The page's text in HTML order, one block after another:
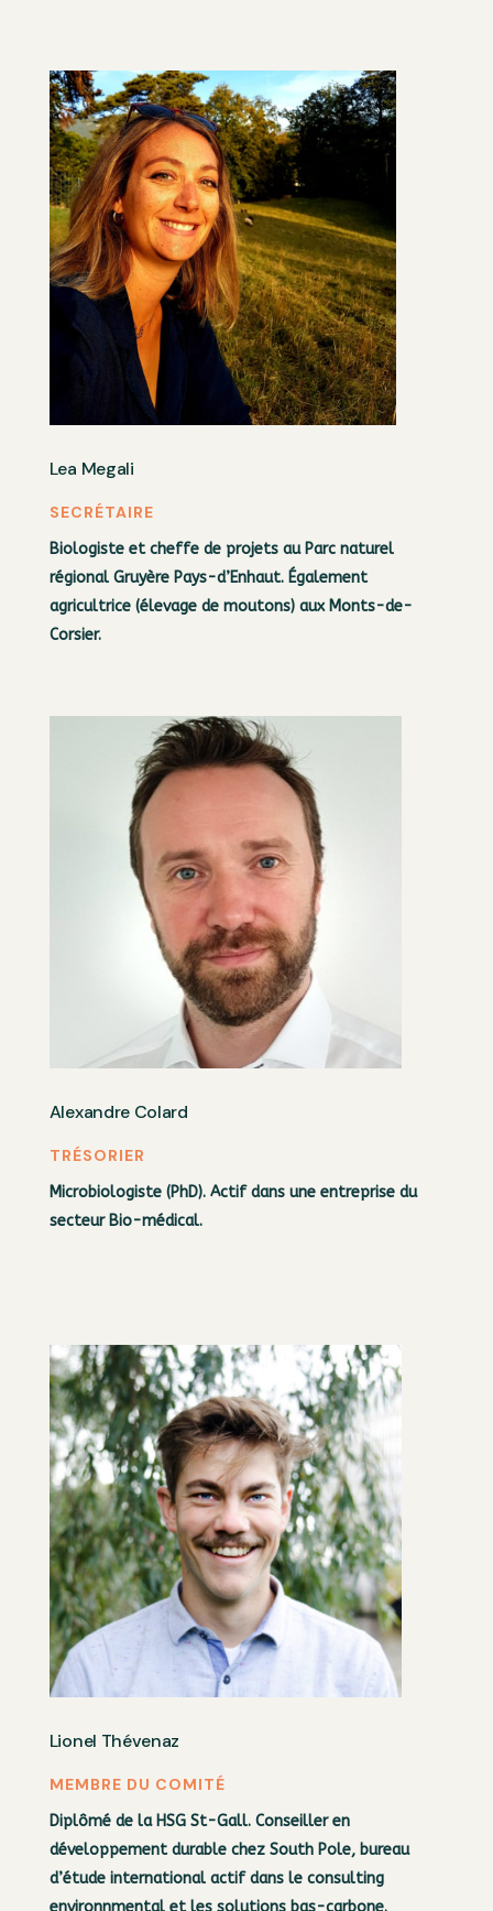
Lea Megali
SECRÉTAIRE
Biologiste et cheffe de projets au Parc naturel
régional Gruyère Pays-d’Enhaut. Également
agricultrice (élevage de moutons) aux Monts-de-
Corsier.
Alexandre Colard
TRÉSORIER
Microbiologiste (PhD). Actif dans une entreprise du
secteur Bio-médical.
Lionel Thévenaz
MEMBRE DU COMITÉ
Diplômé de la HSG St-Gall. Conseiller en
développement durable chez South Pole, bureau
d’étude international actif dans le consulting
environnmental et les solutions bas-carbone.